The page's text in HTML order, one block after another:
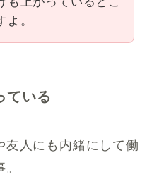
よ。
ている
友人にも内緒にして働